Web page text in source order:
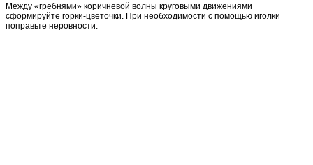
Между «гребнями» коричневой волны круговыми движениями
сформируйте горки-цветочки. При необходимости с помощью иголки
поправьте неровности.